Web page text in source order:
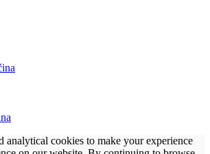
analytical cookies to make your experience